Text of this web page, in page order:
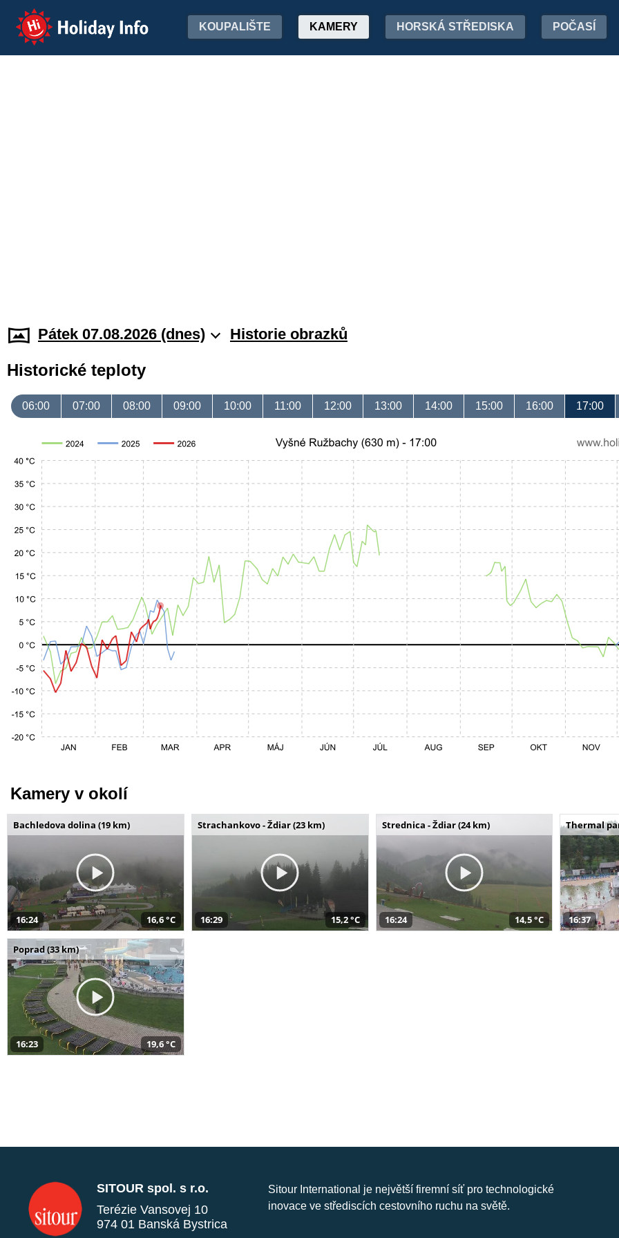
Holiday Info KOUPALIŠTE KAMERY HORSKÁ STŘEDISKA POČASÍ
Pátek 07.08.2026 (dnes) Historie obrazků
Historické teploty
06:00 07:00 08:00 09:00 10:00 11:00 12:00 13:00 14:00 15:00 16:00 17:00
Kamery v okolí
Bachledova dolina (19 km)
16:24 16,6 °C
Strachankovo - Ždiar (23 km)
16:29 15,2 °C
Strednica - Ždiar (24 km)
16:24 14,5 °C
Thermal
16:37
Poprad (33 km)
16:23 19,6 °C
SITOUR spol. s r.o.
Terézie Vansovej 10
974 01 Banská Bystrica
Sitour International je největší firemní síť pro technologické
inovace ve střediscích cestovního ruchu na světě.